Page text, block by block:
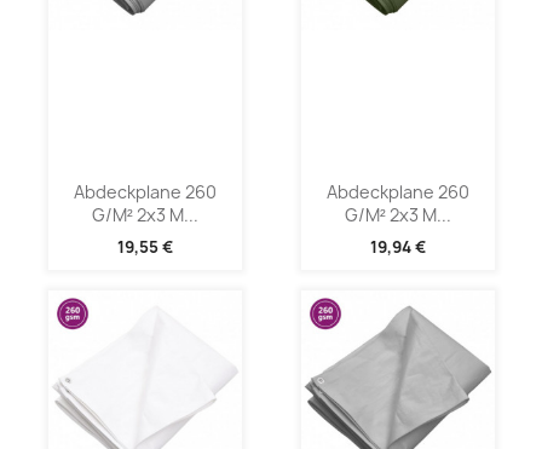
Abdeckplane 260
G/m² 2x3 M...
19,55 €
Abdeckplane 260
G/m² 2x3 M...
19,94 €